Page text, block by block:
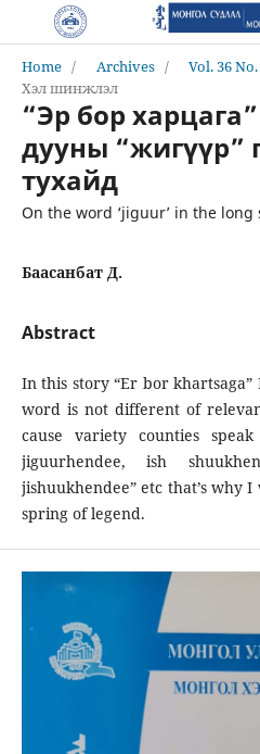
Home / Archives / Vol. 36
Хэл шинжлэл
“Эр бор
дууны “жигүүр”
тухайд
On the word ‘jiguur’ in the long
Баасанбат Д.
Abstract
In this story “Er bor khartsaga”
word is not different of
cause variety counties speak
jiguurhendee, ish
jishuukhendee” etc that’s why
spring of legend.